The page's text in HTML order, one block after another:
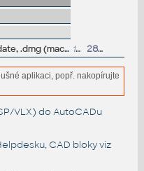
AutoCAD for Mac 2023.2 Update, .dmg (macOS 13 Ventura) 1GB 28.9.2022
aplikaci, popř. nakopírujte
VLX) do AutoCADu
, CAD bloky viz